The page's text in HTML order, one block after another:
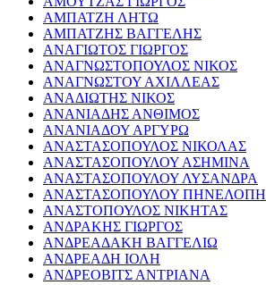
ΑΜΠΑΤΖΗ ΛΗΤΩ
ΑΜΠΑΤΖΗΣ ΒΑΓΓΕΛΗΣ
ΑΝΑΓΙΩΤΟΣ ΓΙΩΡΓΟΣ
ΑΝΑΓΝΩΣΤΟΠΟΥΛΟΣ ΝΙΚΟΣ
ΑΝΑΓΝΩΣΤΟΥ ΑΧΙΛΛΕΑΣ
ΑΝΑΔΙΩΤΗΣ ΝΙΚΟΣ
ΑΝΑΝΙΑΔΗΣ ΑΝΘΙΜΟΣ
ΑΝΑΝΙΑΔΟΥ ΑΡΓΥΡΩ
ΑΝΑΣΤΑΣΟΠΟΥΛΟΣ ΝΙΚΟΛΑΣ
ΑΝΑΣΤΑΣΟΠΟΥΛΟΥ ΑΣΗΜΙΝΑ
ΑΝΑΣΤΑΣΟΠΟΥΛΟΥ ΛΥΣΑΝΔΡΑ
ΑΝΑΣΤΑΣΟΠΟΥΛΟΥ ΠΗΝΕΛΟΠΗ
ΑΝΑΣΤΟΠΟΥΛΟΣ ΝΙΚΗΤΑΣ
ΑΝΔΡΑΚΗΣ ΓΙΩΡΓΟΣ
ΑΝΔΡΕΑΔΑΚΗ ΒΑΓΓΕΛΙΩ
ΑΝΔΡΕΑΔΗ ΙΟΛΗ
ΑΝΔΡΕΟΒΙΤΣ ΑΝΤΡΙΑΝΑ